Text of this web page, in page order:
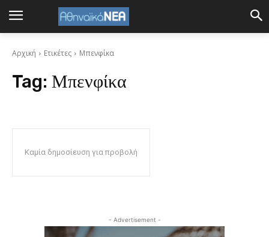
Αρχική Ετικέτες Μπενφίκα
Tag: Μπενφίκα
Καμία δημοσίευση για προβολή
- Advertisement -